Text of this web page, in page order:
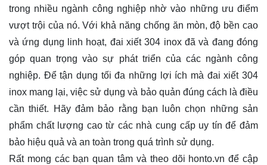
trong nhiều ngành công nghiệp nhờ vào những ưu điểm
vượt trội của nó. Với khả năng chống ăn mòn, độ bền cao
và ứng dụng linh hoạt, đai xiết 304 inox đã và đang đóng
góp quan trọng vào sự phát triển của các ngành công
nghiệp. Để tận dụng tối đa những lợi ích mà đai xiết 304
inox mang lại, việc sử dụng và bảo quản đúng cách là điều
cần thiết. Hãy đảm bảo rằng bạn luôn chọn những sản
phẩm chất lượng cao từ các nhà cung cấp uy tín để đảm
bảo hiệu quả và an toàn trong quá trình sử dụng.
Rất mong các bạn quan tâm và theo dõi honto.vn để cập